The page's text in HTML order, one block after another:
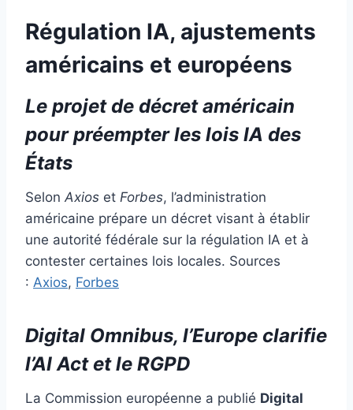
Régulation IA, ajustements
américains et européens
Le projet de décret américain
pour préempter les lois IA des
États
Selon Axios et Forbes, l’administration
américaine prépare un décret visant à établir
une autorité fédérale sur la régulation IA et à
contester certaines lois locales. Sources
: Axios, Forbes
Digital Omnibus, l’Europe clarifie
l’AI Act et le RGPD
La Commission européenne a publié Digital